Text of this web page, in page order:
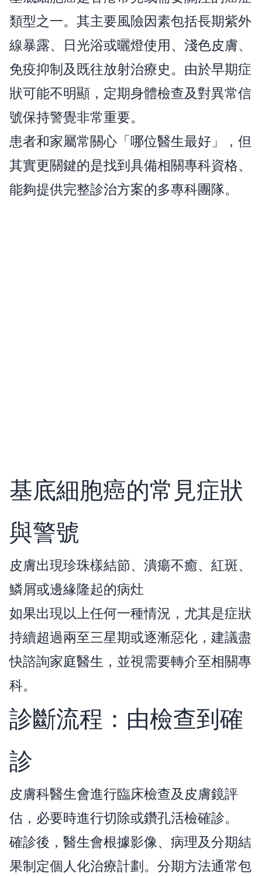
類型之一。其主要風險因素包括長期紫外
線暴露、日光浴或曬燈使用、淺色皮膚、
免疫抑制及既往放射治療史。由於早期症
狀可能不明顯，定期身體檢查及對異常信
號保持警覺非常重要。
患者和家屬常關心「哪位醫生最好」，但
其實更關鍵的是找到具備相關專科資格、
能夠提供完整診治方案的多專科團隊。
基底細胞癌的常見症狀
與警號
皮膚出現珍珠樣結節、潰瘍不癒、紅斑、
鱗屑或邊緣隆起的病灶
如果出現以上任何一種情況，尤其是症狀
持續超過兩至三星期或逐漸惡化，建議盡
快諮詢家庭醫生，並視需要轉介至相關專
科。
診斷流程：由檢查到確
診
皮膚科醫生會進行臨床檢查及皮膚鏡評
估，必要時進行切除或鑽孔活檢確診。
確診後，醫生會根據影像、病理及分期結
果制定個人化治療計劃。分期方法通常包